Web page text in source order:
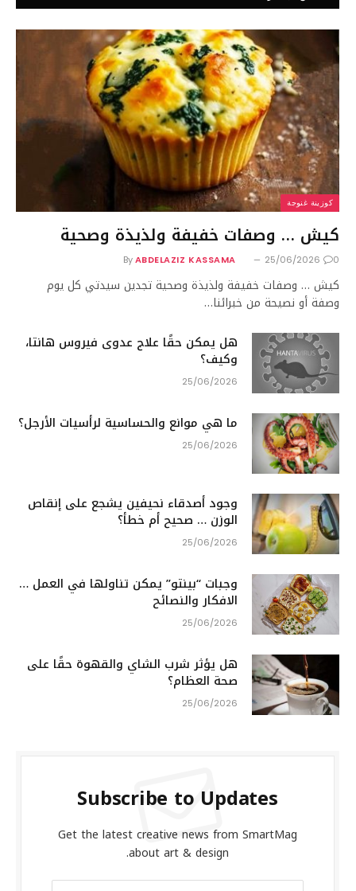
كوزينة غنوجة
كيش … وصفات خفيفة ولذيذة وصحية
By ABDELAZIZ KASSAMA 25/06/2026 0
كيش … وصفات خفيفة ولذيذة وصحية تجدين سيدتي كل يوم
وصفة أو نصيحة من خبرائنا…
هل يمكن حقًا علاج عدوى فيروس هانتا،
وكيف؟
25/06/2026
ما هي موانع والحساسية لرأسيات الأرجل؟
25/06/2026
وجود أصدقاء نحيفين يشجع على إنقاص
الوزن … صحيح أم خطأ؟
25/06/2026
وجبات “بينتو” يمكن تناولها في العمل …
الافكار والنصائح
25/06/2026
هل يؤثر شرب الشاي والقهوة حقًا على
صحة العظام؟
25/06/2026
Subscribe to Updates
Get the latest creative news from SmartMag
about art & design.